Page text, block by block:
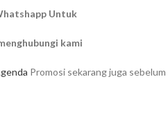
Untuk
kami
Promosi sekarang juga sebelum